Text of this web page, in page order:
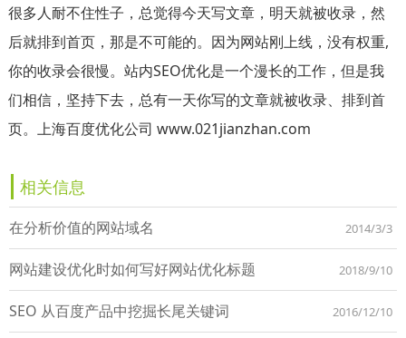
很多人耐不住性子，总觉得今天写文章，明天就被收录，然
后就排到首页，那是不可能的。因为网站刚上线，没有权重,
你的收录会很慢。站内SEO优化是一个漫长的工作，但是我
们相信，坚持下去，总有一天你写的文章就被收录、排到首
页。上海百度优化公司 www.021jianzhan.com
相关信息
在分析价值的网站域名 2014/3/3
网站建设优化时如何写好网站优化标题 2018/9/10
SEO 从百度产品中挖掘长尾关键词 2016/12/10